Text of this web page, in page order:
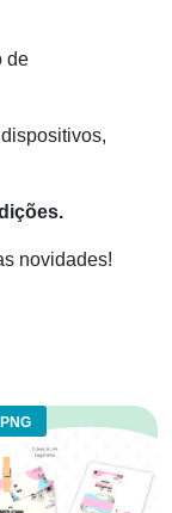
de
novidades!